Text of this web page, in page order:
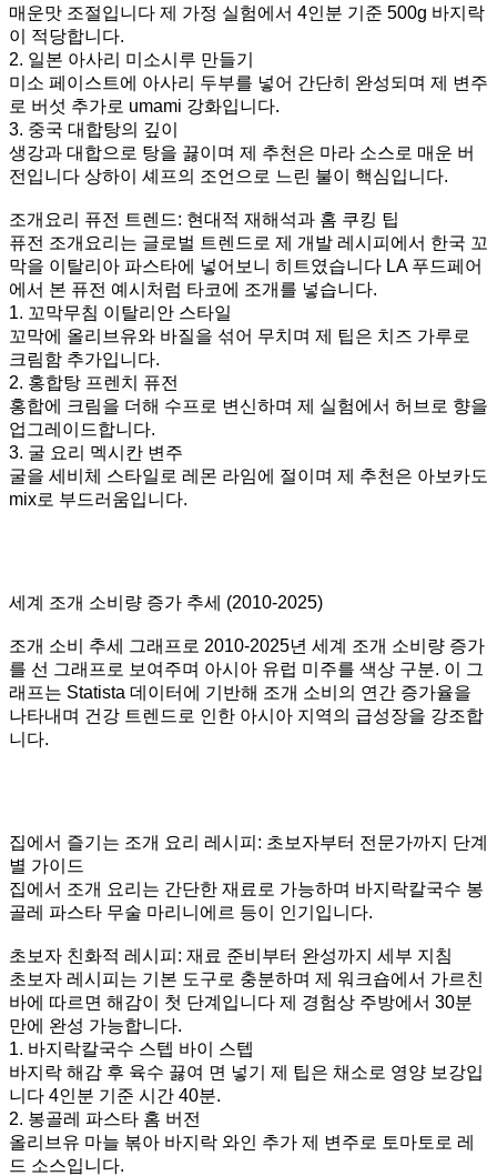
매운맛 조절입니다 제 가정 실험에서 4인분 기준 500g 바지락
이 적당합니다.
2. 일본 아사리 미소시루 만들기
미소 페이스트에 아사리 두부를 넣어 간단히 완성되며 제 변주
로 버섯 추가로 umami 강화입니다.
3. 중국 대합탕의 깊이
생강과 대합으로 탕을 끓이며 제 추천은 마라 소스로 매운 버
전입니다 상하이 셰프의 조언으로 느린 불이 핵심입니다.
조개요리 퓨전 트렌드: 현대적 재해석과 홈 쿠킹 팁
퓨전 조개요리는 글로벌 트렌드로 제 개발 레시피에서 한국 꼬
막을 이탈리아 파스타에 넣어보니 히트였습니다 LA 푸드페어
에서 본 퓨전 예시처럼 타코에 조개를 넣습니다.
1. 꼬막무침 이탈리안 스타일
꼬막에 올리브유와 바질을 섞어 무치며 제 팁은 치즈 가루로
크림함 추가입니다.
2. 홍합탕 프렌치 퓨전
홍합에 크림을 더해 수프로 변신하며 제 실험에서 허브로 향을
업그레이드합니다.
3. 굴 요리 멕시칸 변주
굴을 세비체 스타일로 레몬 라임에 절이며 제 추천은 아보카도
mix로 부드러움입니다.
세계 조개 소비량 증가 추세 (2010-2025)
조개 소비 추세 그래프로 2010-2025년 세계 조개 소비량 증가
를 선 그래프로 보여주며 아시아 유럽 미주를 색상 구분. 이 그
래프는 Statista 데이터에 기반해 조개 소비의 연간 증가율을
나타내며 건강 트렌드로 인한 아시아 지역의 급성장을 강조합
니다.
집에서 즐기는 조개 요리 레시피: 초보자부터 전문가까지 단계
별 가이드
집에서 조개 요리는 간단한 재료로 가능하며 바지락칼국수 봉
골레 파스타 무술 마리니에르 등이 인기입니다.
초보자 친화적 레시피: 재료 준비부터 완성까지 세부 지침
초보자 레시피는 기본 도구로 충분하며 제 워크숍에서 가르친
바에 따르면 해감이 첫 단계입니다 제 경험상 주방에서 30분
만에 완성 가능합니다.
1. 바지락칼국수 스텝 바이 스텝
바지락 해감 후 육수 끓여 면 넣기 제 팁은 채소로 영양 보강입
니다 4인분 기준 시간 40분.
2. 봉골레 파스타 홈 버전
올리브유 마늘 볶아 바지락 와인 추가 제 변주로 토마토로 레
드 소스입니다.